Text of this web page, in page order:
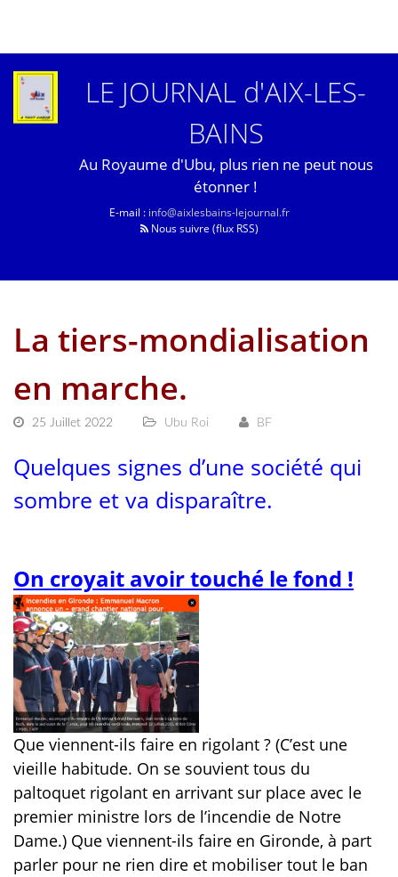
LE JOURNAL d'AIX-LES-
BAINS
Au Royaume d'Ubu, plus rien ne peut nous
étonner !
E-mail : info@aixlesbains-lejournal.fr
Nous suivre (flux RSS)
La tiers-mondialisation
en marche.
25 Juillet 2022 Ubu Roi BF
Quelques signes d’une société qui
sombre et va disparaître.
On croyait avoir touché le fond !
Que viennent-ils faire en rigolant ? (C’est une
vieille habitude. On se souvient tous du
paltoquet rigolant en arrivant sur place avec le
premier ministre lors de l’incendie de Notre
Dame.) Que viennent-ils faire en Gironde, à part
parler pour ne rien dire et mobiliser tout le ban